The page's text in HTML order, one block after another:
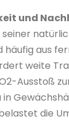
und
aus
weite
Ausstoß
die